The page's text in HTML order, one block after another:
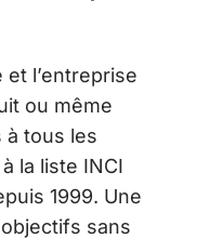
l’entreprise
ou même
à tous les
la liste INCI
1999. Une
sans